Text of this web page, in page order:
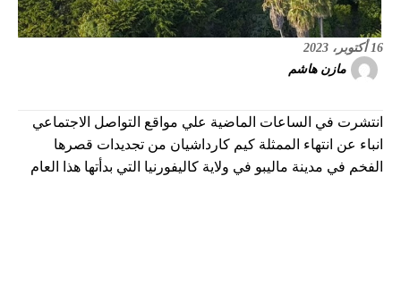
16 أكتوبر، 2023
مازن هاشم
انتشرت في الساعات الماضية علي مواقع التواصل الاجتماعي
انباء عن انتهاء الممثلة كيم كارداشيان من تجديدات قصرها
الفخم في مدينة ماليبو في ولاية كاليفورنيا التي بدأتها هذا العام